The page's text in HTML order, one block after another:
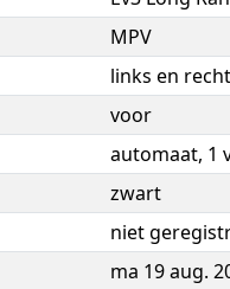
MPV
links en
voor
automaat, 1
zwart
niet
ma 19 aug.